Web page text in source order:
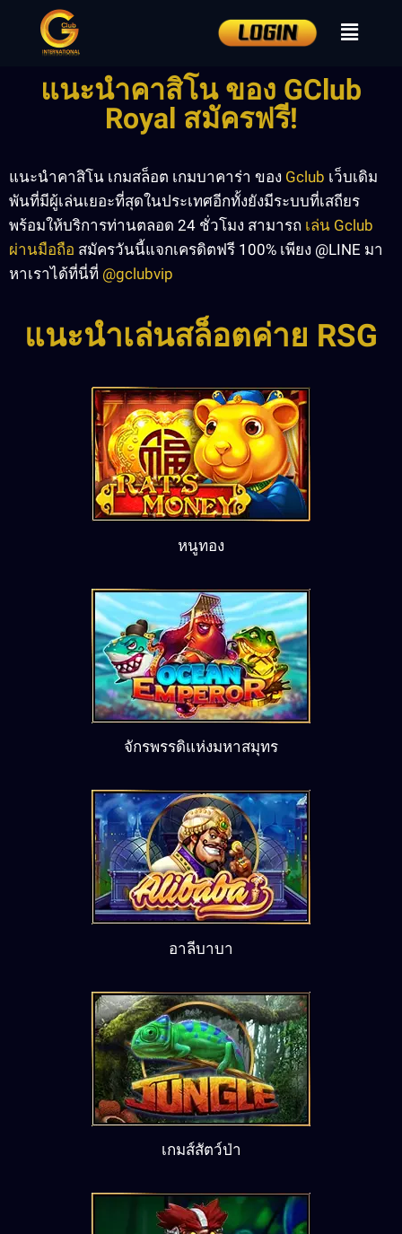
แนะนำคาสิโน ของ GClub
Royal สมัครฟรี!
แนะนำคาสิโน เกมสล็อต เกมบาคาร่า ของ Gclub เว็บเดิม
พันที่มีผู้เล่นเยอะที่สุดในประเทศอีกทั้งยังมีระบบที่เสถียร
พร้อมให้บริการท่านตลอด 24 ชั่วโมง สามารถ เล่น Gclub
ผ่านมือถือ สมัครวันนี้แจกเครดิตฟรี 100% เพียง @LINE มา
หาเราได้ที่นี่ที่ @gclubvip
แนะนำเล่นสล็อตค่าย RSG
หนูทอง
จักรพรรดิแห่งมหาสมุทร
อาลีบาบา
เกมส์สัตว์ป่า